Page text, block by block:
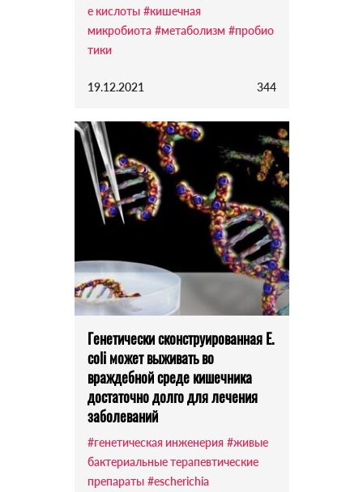
е кислоты #кишечная
микробиота #метаболизм #пробио
тики
19.12.2021 344
Генетически сконструированная E.
coli может выживать во
враждебной среде кишечника
достаточно долго для лечения
заболеваний
#генетическая инженерия #живые
бактериальные терапевтические
препараты #escherichia